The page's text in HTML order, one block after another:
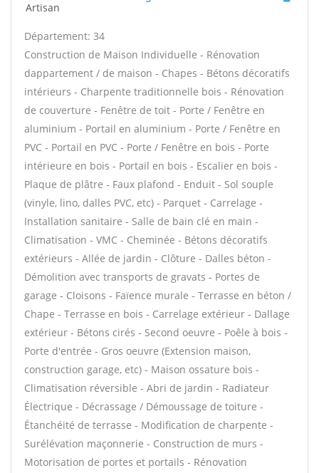
Artisan
Département: 34
Construction de Maison Individuelle - Rénovation
dappartement / de maison - Chapes - Bétons décoratifs
intérieurs - Charpente traditionnelle bois - Rénovation
de couverture - Fenêtre de toit - Porte / Fenêtre en
aluminium - Portail en aluminium - Porte / Fenêtre en
PVC - Portail en PVC - Porte / Fenêtre en bois - Porte
intérieure en bois - Portail en bois - Escalier en bois -
Plaque de plâtre - Faux plafond - Enduit - Sol souple
(vinyle, lino, dalles PVC, etc) - Parquet - Carrelage -
Installation sanitaire - Salle de bain clé en main -
Climatisation - VMC - Cheminée - Bétons décoratifs
extérieurs - Allée de jardin - Clôture - Dalles béton -
Démolition avec transports de gravats - Portes de
garage - Cloisons - Faïence murale - Terrasse en béton /
Chape - Terrasse en bois - Carrelage extérieur - Dallage
extérieur - Bétons cirés - Second oeuvre - Poêle à bois -
Porte d'entrée - Gros oeuvre (Extension maison,
construction garage, etc) - Maison ossature bois -
Climatisation réversible - Abri de jardin - Radiateur
Électrique - Décrassage / Démoussage de toiture -
Étanchéité de terrasse - Modification de charpente -
Surélévation maçonnerie - Construction de murs -
Motorisation de portes et portails - Rénovation